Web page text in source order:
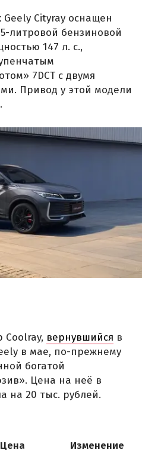
Geely Cityray оснащен
литровой бензиновой
147 л. с.,
7DCT с двумя
Привод у этой модели
Coolray, вернувшийся в
в мае, по-прежнему
богатой
Цена на неё в
на 20 тыс. рублей.
Цена Изменение